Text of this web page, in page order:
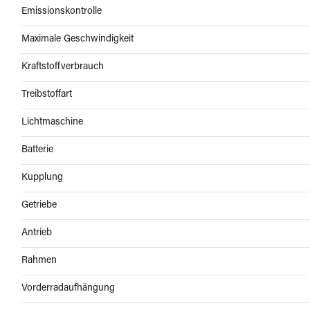
Emissionskontrolle
Maximale Geschwindigkeit
Kraftstoffverbrauch
Treibstoffart
Lichtmaschine
Batterie
Kupplung
Getriebe
Antrieb
Rahmen
Vorderradaufhängung